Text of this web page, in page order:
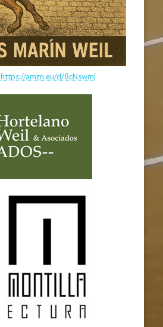
https://amzn.eu/d/8cNswmj